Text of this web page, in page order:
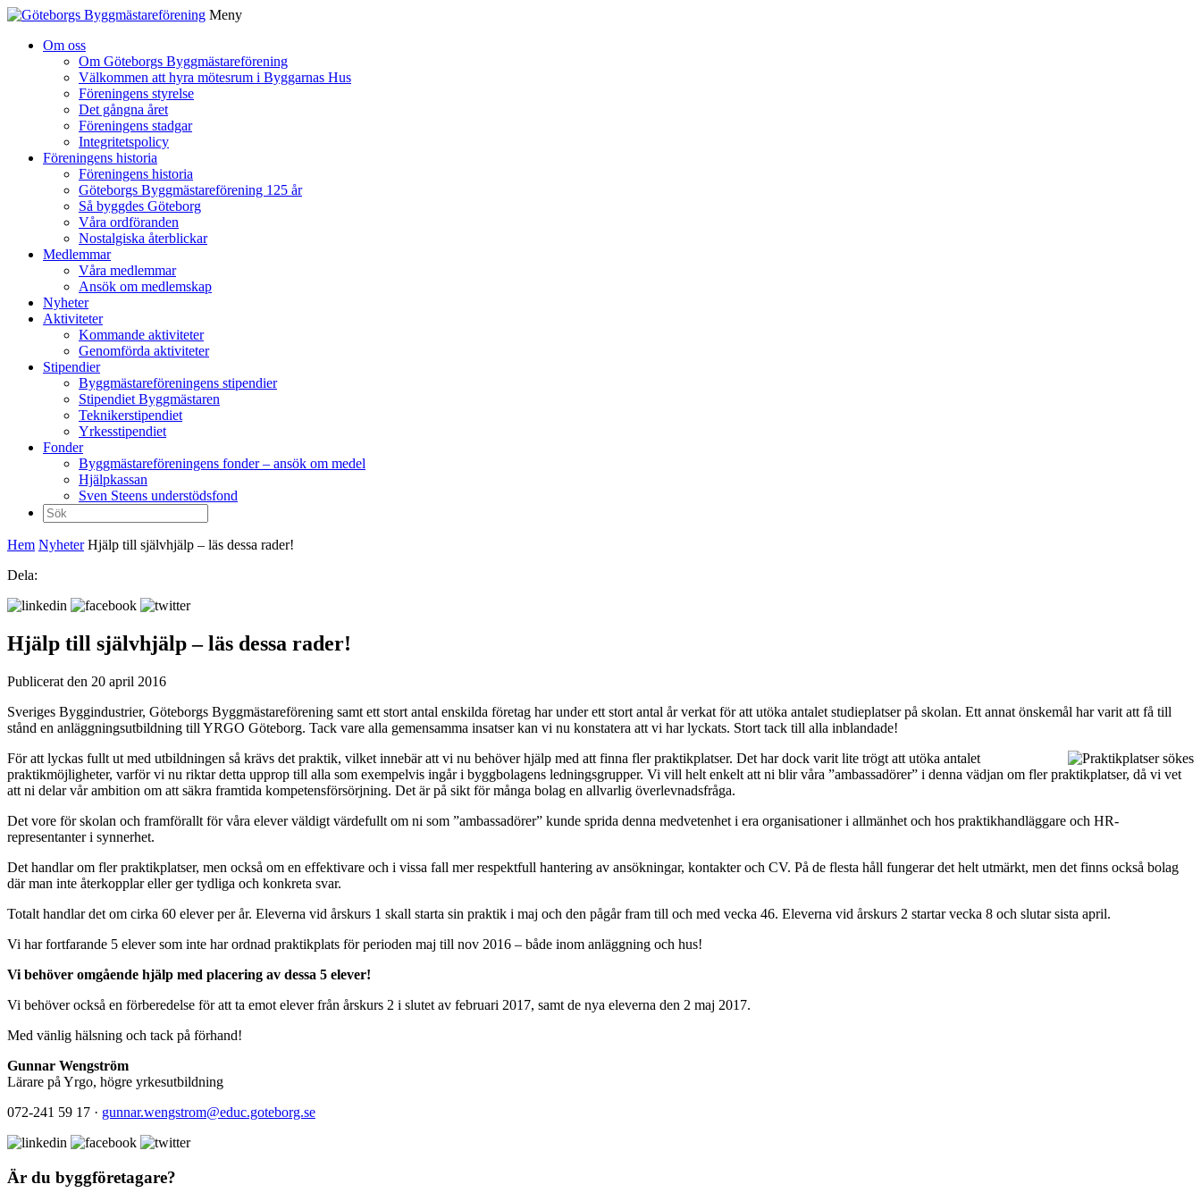
Meny
Om oss
Om Göteborgs Byggmästareförening
Välkommen att hyra mötesrum i Byggarnas Hus
Föreningens styrelse
Det gångna året
Föreningens stadgar
Integritetspolicy
Föreningens historia
Föreningens historia
Göteborgs Byggmästareförening 125 år
Så byggdes Göteborg
Våra ordföranden
Nostalgiska återblickar
Medlemmar
Våra medlemmar
Ansök om medlemskap
Nyheter
Aktiviteter
Kommande aktiviteter
Genomförda aktiviteter
Stipendier
Byggmästareföreningens stipendier
Stipendiet Byggmästaren
Teknikerstipendiet
Yrkesstipendiet
Fonder
Byggmästareföreningens fonder – ansök om medel
Hjälpkassan
Sven Steens understödsfond
Sök
efter:
Hem Nyheter Hjälp till självhjälp – läs dessa rader!
Dela:
Hjälp till självhjälp – läs dessa rader!
Publicerat den 20 april 2016
Sveriges Byggindustrier, Göteborgs Byggmästareförening samt ett stort antal enskilda företag har under ett stort antal år verkat för att utöka antalet studieplatser på skolan. Ett annat önskemål har varit att få till
stånd en anläggningsutbildning till YRGO Göteborg. Tack vare alla gemensamma insatser kan vi nu konstatera att vi har lyckats. Stort tack till alla inblandade!
För att lyckas fullt ut med utbildningen så krävs det praktik, vilket innebär att vi nu behöver hjälp med att finna fler praktikplatser. Det har dock varit lite trögt att utöka antalet
praktikmöjligheter, varför vi nu riktar detta upprop till alla som exempelvis ingår i byggbolagens ledningsgrupper. Vi vill helt enkelt att ni blir våra ”ambassadörer” i denna vädjan om fler praktikplatser, då vi vet
att ni delar vår ambition om att säkra framtida kompetensförsörjning. Det är på sikt för många bolag en allvarlig överlevnadsfråga.
Det vore för skolan och framförallt för våra elever väldigt värdefullt om ni som ”ambassadörer” kunde sprida denna medvetenhet i era organisationer i allmänhet och hos praktikhandläggare och HR-
representanter i synnerhet.
Det handlar om fler praktikplatser, men också om en effektivare och i vissa fall mer respektfull hantering av ansökningar, kontakter och CV. På de flesta håll fungerar det helt utmärkt, men det finns också bolag
där man inte återkopplar eller ger tydliga och konkreta svar.
Totalt handlar det om cirka 60 elever per år. Eleverna vid årskurs 1 skall starta sin praktik i maj och den pågår fram till och med vecka 46. Eleverna vid årskurs 2 startar vecka 8 och slutar sista april.
Vi har fortfarande 5 elever som inte har ordnad praktikplats för perioden maj till nov 2016 – både inom anläggning och hus!
Vi behöver omgående hjälp med placering av dessa 5 elever!
Vi behöver också en förberedelse för att ta emot elever från årskurs 2 i slutet av februari 2017, samt de nya eleverna den 2 maj 2017.
Med vänlig hälsning och tack på förhand!
Gunnar Wengström
Lärare på Yrgo, högre yrkesutbildning
072-241 59 17 · gunnar.wengstrom@educ.goteborg.se
Är du byggföretagare?